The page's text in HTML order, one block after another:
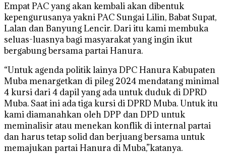
Empat PAC yang akan kembali akan dibentuk
kepengurusanya yakni PAC Sungai Lilin, Babat Supat,
Lalan dan Banyung Lencir. Dari itu kami membuka
seluas-luasnya bagi masyarakat yang ingin ikut
bergabung bersama partai Hanura.
“Untuk agenda politik lainya DPC Hanura Kabupaten
Muba menargetkan di pileg 2024 mendatang minimal
4 kursi dari 4 dapil yang ada untuk duduk di DPRD
Muba. Saat ini ada tiga kursi di DPRD Muba. Untuk itu
kami diamanahkan oleh DPP dan DPD untuk
meminalisir atau menekan konflik di internal partai
dan harus tetap solid dan berjuang bersama untuk
memajukan partai Hanura di Muba,”katanya.